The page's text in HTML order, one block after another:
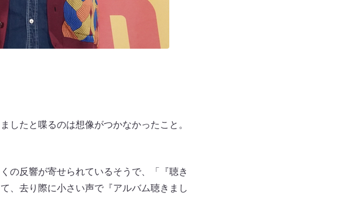
したと喋るのは想像がつかなかったこと。
の反響が寄せられているそうで、「『聴き
、去り際に小さい声で『アルバム聴きまし